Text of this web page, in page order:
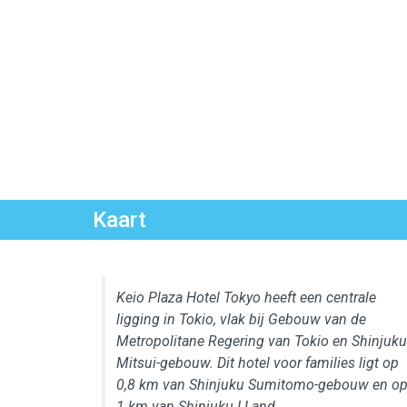
Kaart
Keio Plaza Hotel Tokyo heeft een centrale
ligging in Tokio, vlak bij Gebouw van de
Metropolitane Regering van Tokio en Shinjuku
Mitsui-gebouw. Dit hotel voor families ligt op
0,8 km van Shinjuku Sumitomo-gebouw en op